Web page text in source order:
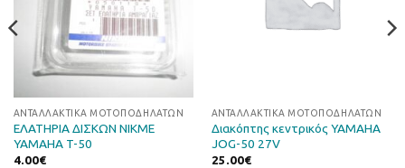
ΑΝΤΑΛΛΑΚΤΙΚΆ ΜΟΤΟΠΟΔΗΛΆΤΩΝ
ΕΛΑΤΗΡΙΑ ΔΙΣΚΩΝ NIKME
YAMAHA T-50
4.00€
ΑΝΤΑΛΛΑΚΤΙΚΆ ΜΟΤΟΠΟΔΗΛΆΤΩΝ
Διακόπτης κεντρικός YAMAHA
JOG-50 27V
25.00€